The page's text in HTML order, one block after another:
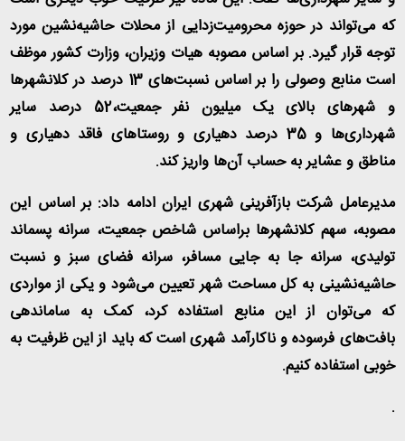
که می‌تواند در حوزه محرومیت‌زدایی از محلات حاشیه‌نشین مورد
توجه قرار گیرد. بر اساس مصوبه هیات وزیران، وزارت کشور موظف
است منابع وصولی را بر اساس نسبت‌های 13 درصد در کلانشهرها
و شهرهای بالای یک میلیون نفر جمعیت،52 درصد سایر
شهرداری‌ها و 35 درصد دهیاری و روستاهای فاقد دهیاری و
مناطق و عشایر به حساب آن‌ها واریز کند.
مدیرعامل شرکت بازآفرینی شهری ایران ادامه داد: بر اساس این
مصوبه، سهم کلانشهرها براساس شاخص جمعیت، سرانه پسماند
تولیدی، سرانه جا به جایی مسافر، سرانه فضای سبز و نسبت
حاشیه‌نشینی به کل مساحت شهر تعیین می‌شود و یکی از مواردی
که می‌توان از این منابع استفاده کرد، کمک به ساماندهی
بافت‌های فرسوده و ناکارآمد شهری است که باید از این ظرفیت به
خوبی استفاده کنیم.
.